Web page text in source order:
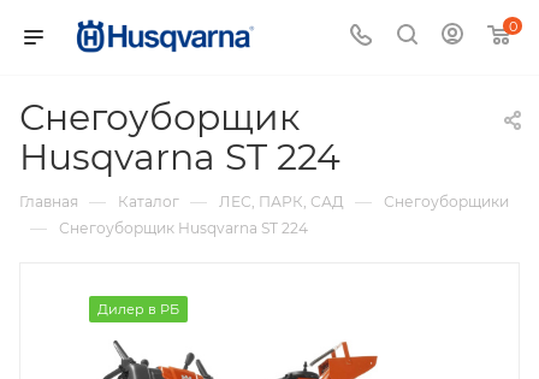
0
Снегоуборщик
Husqvarna ST 224
Главная — Каталог — ЛЕС, ПАРК, САД — Снегоуборщики
— Снегоуборщик Husqvarna ST 224
Дилер в РБ